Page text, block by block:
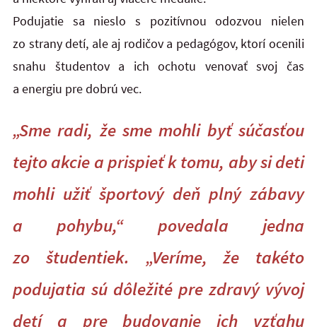
Podujatie sa nieslo s pozitívnou odozvou nielen
zo strany detí, ale aj rodičov a pedagógov, ktorí ocenili
snahu študentov a ich ochotu venovať svoj čas
a energiu pre dobrú vec.
„Sme radi, že sme mohli byť súčasťou
tejto akcie a prispieť k tomu, aby si deti
mohli užiť športový deň plný zábavy
a pohybu,“ povedala jedna
zo študentiek. „Veríme, že takéto
podujatia sú dôležité pre zdravý vývoj
detí a pre budovanie ich vzťahu